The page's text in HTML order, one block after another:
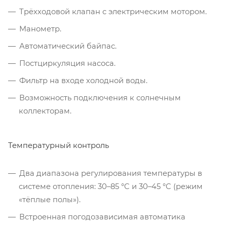
Трёхходовой клапан с электрическим мотором.
Манометр.
Автоматический байпас.
Постциркуляция насоса.
Фильтр на входе холодной воды.
Возможность подключения к солнечным
коллекторам.
Температурный контроль
Два диапазона регулирования температуры в
системе отопления: 30–85 °C и 30–45 °C (режим
«тёплые полы»).
Встроенная погодозависимая автоматика